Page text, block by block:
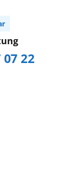
07 22